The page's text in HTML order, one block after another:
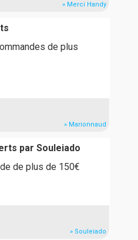
» Merci Handy
de plus
» Marionnaud
par Souleiado
de plus de 150€
» Souleiado